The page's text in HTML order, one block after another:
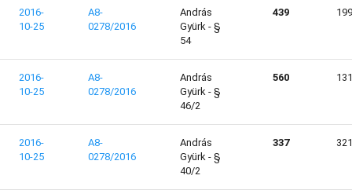
2016-
10-25
A8-
0278/2016
András
Gyürk - §
54
439 199
2016-
10-25
A8-
0278/2016
András
Gyürk - §
46/2
560 131
2016-
10-25
A8-
0278/2016
András
Gyürk - §
40/2
337 321